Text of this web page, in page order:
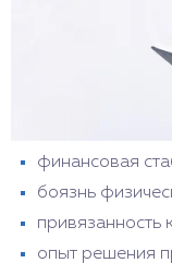
финансовая
боязнь
опыт решения